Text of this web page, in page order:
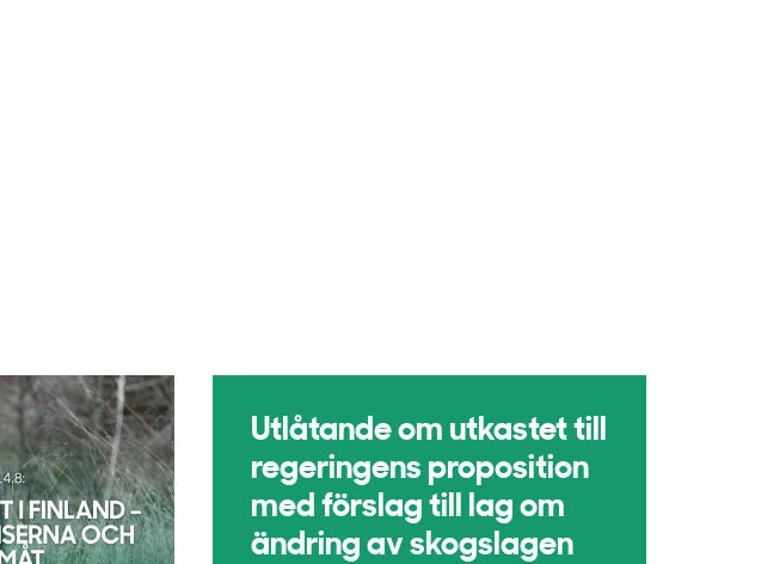
Utlåtande om utkastet till
regeringens proposition
med förslag till lag om
ändring av skogslagen